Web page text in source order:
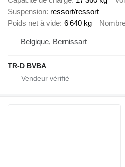
Suspension ressort/ressort
Poids net à vide 6 640 kg
Belgique, Bernissart
TR-D BVBA